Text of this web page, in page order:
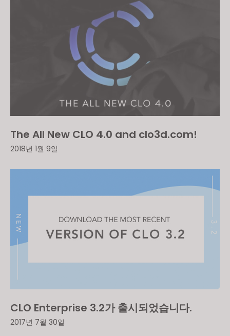
The All New CLO 4.0 and clo3d.com!
2018년 1월 9일
CLO Enterprise 3.2가 출시되었습니다.
2017년 7월 30일